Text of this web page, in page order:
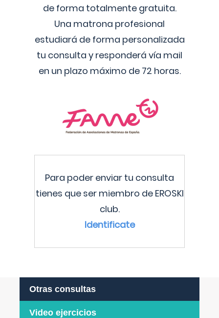
de forma totalmente gratuita.
Una matrona profesional
estudiará de forma personalizada
tu consulta y responderá vía mail
en un plazo máximo de 72 horas.
Para poder enviar tu consulta
tienes que ser miembro de EROSKI
club.
Identificate
Otras consultas
Video ejercicios